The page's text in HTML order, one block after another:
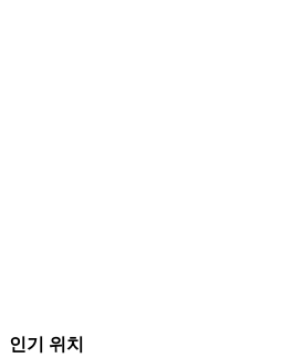
인기 위치​​